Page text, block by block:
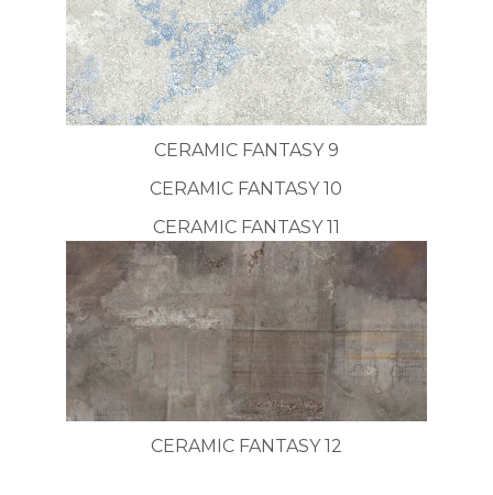
CERAMIC FANTASY 9
CERAMIC FANTASY 10
CERAMIC FANTASY 11
CERAMIC FANTASY 12